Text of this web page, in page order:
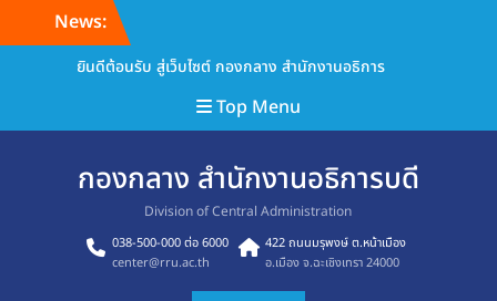
News:
ยินดีต้อนรับ สู่เว็บไซต์ กองกลาง สำนักงานอธิการ
Top Menu
กองกลาง สำนักงานอธิการบดี
Division of Central Administration
038-500-000 ต่อ 6000
center@rru.ac.th
422 ถนนมรุพงษ์ ต.หน้าเมือง
อ.เมือง จ.ฉะเชิงเทรา 24000